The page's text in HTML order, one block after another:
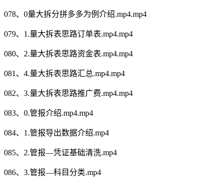
078、0量大拆分拼多多为例介绍.mp4.mp4
079、1.量大拆表思路订单表.mp4.mp4
080、2.量大拆表思路资金表.mp4.mp4
081、4.量大拆表思路汇总.mp4.mp4
082、3.量大拆表思路推广费.mp4.mp4
083、0.管报介绍.mp4.mp4
084、1.管报导出数据介绍.mp4
085、2.管报—凭证基础清洗.mp4
086、3.管报—科目分类.mp4